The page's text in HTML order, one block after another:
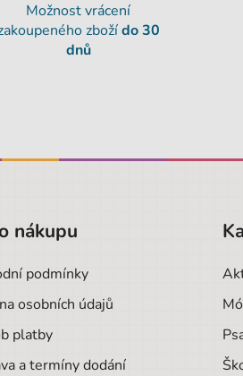
Možnost vrácení
zbožído 30
dnů
nákupu
podmínky
osobních údajů
platby
a termíny dodání